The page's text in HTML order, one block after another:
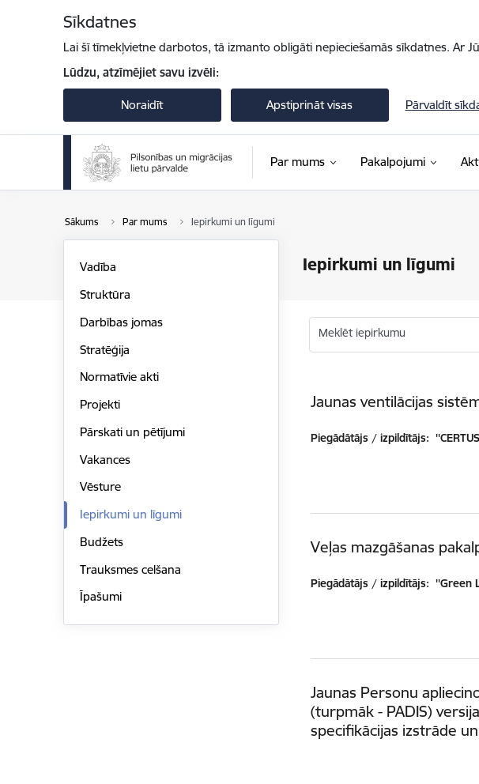
Sīkdatnes
Lai šī tīmekļvietne darbotos, tā izmanto obligāti nepieciešamās sīkdatnes. Ar
Lūdzu, atzīmējiet savu izvēli:
Noraidīt Apstiprināt visas Pārvaldīt
Par mums Pakalpojumi
Sākums Par mums Iepirkumi un līgumi
Iepirkumi un līgumi
Vadība
Struktūra
Darbības jomas
Stratēģija
Normatīvie akti
Projekti
Pārskati un pētījumi
Vakances
Vēsture
Iepirkumi un līgumi
Budžets
Trauksmes celšana
Īpašumi
Meklēt iepirkumu
Jaunas ventilācijas
Piegādātājs / izpildītājs:
Veļas mazgāšanas
Piegādātājs / izpildītājs: ''Green
Jaunas Personu
(turpmāk - PADIS)
specifikācijas izstrāde